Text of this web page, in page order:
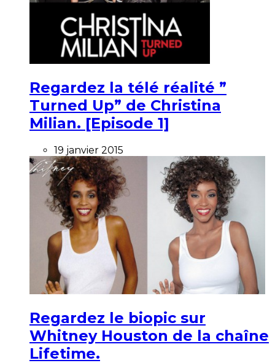
Regardez la télé réalité ”
Turned Up” de Christina
Milian. [Episode 1]
19 janvier 2015
Regardez le biopic sur
Whitney Houston de la chaîne
Lifetime.